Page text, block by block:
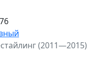
(2011—2015)